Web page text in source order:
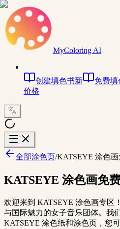
MyColoring AI
创建填色书新 免费填
价格
全部涂色页/KATSEYE 涂色
KATSEYE 涂色画免
欢迎来到 KATSEYE 涂色画专区
与国际魅力的女子音乐团体。我
KATSEYE 涂色纸和涂色页，您